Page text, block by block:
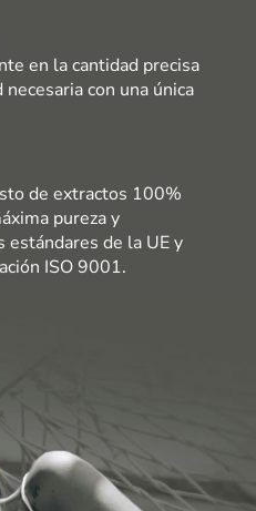
en la cantidad precisa
con una única
de extractos 100%
pureza y
estándares de la UE y
ISO 9001.